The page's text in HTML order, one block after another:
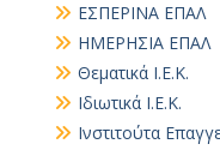
ΕΣΠΕΡΙΝΑ ΕΠΑΛ
ΗΜΕΡΗΣΙΑ ΕΠΑΛ
Θεματικά Ι.Ε.Κ.
Ιδιωτικά Ι.Ε.Κ.
Ινστιτούτα